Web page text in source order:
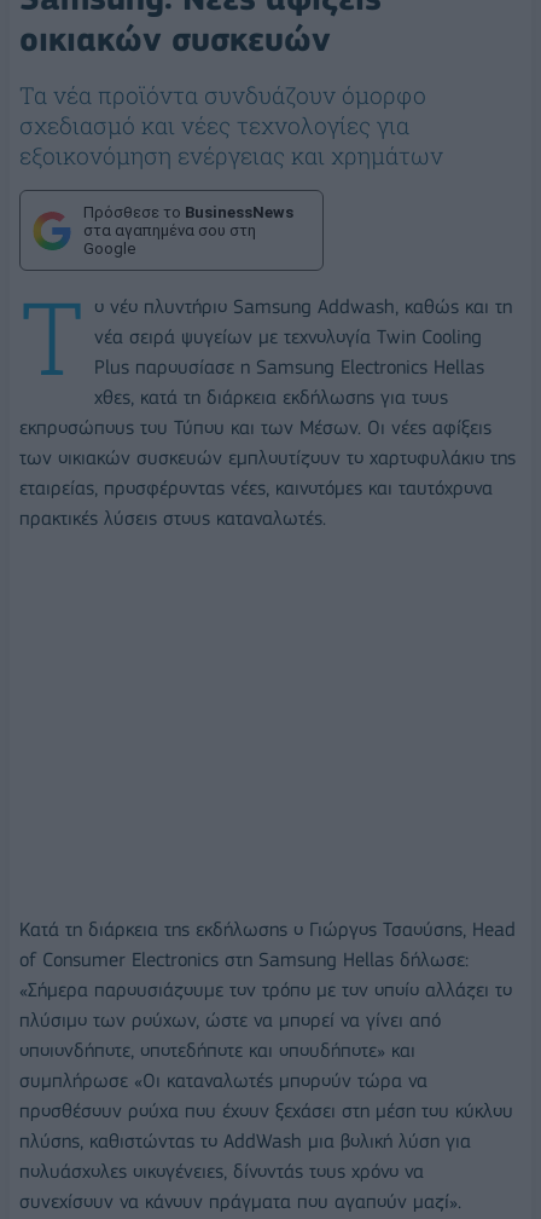
οικιακών συσκευών
Τα νέα προϊόντα συνδυάζουν όμορφο
σχεδιασμό και νέες τεχνολογίες για
εξοικονόμηση ενέργειας και χρημάτων
Πρόσθεσε το BusinessNews
στα αγαπημένα σου στη
Google
Τ
ο νέο πλυντήριο Samsung Addwash, καθώς και τη
νέα σειρά ψυγείων με τεχνολογία Twin Cooling
Plus παρουσίασε η Samsung Electronics Hellas
χθες, κατά τη διάρκεια εκδήλωσης για τους
εκπροσώπους του Τύπου και των Μέσων. Οι νέες αφίξεις
των οικιακών συσκευών εμπλουτίζουν το χαρτοφυλάκιο της
εταιρείας, προσφέροντας νέες, καινοτόμες και ταυτόχρονα
πρακτικές λύσεις στους καταναλωτές.
Κατά τη διάρκεια της εκδήλωσης ο Γιώργος Τσαούσης, Head
of Consumer Electronics στη Samsung Hellas δήλωσε:
«Σήμερα παρουσιάζουμε τον τρόπο με τον οποίο αλλάζει το
πλύσιμο των ρούχων, ώστε να μπορεί να γίνει από
οποιονδήποτε, οποτεδήποτε και οπουδήποτε» και
συμπλήρωσε «Οι καταναλωτές μπορούν τώρα να
προσθέσουν ρούχα που έχουν ξεχάσει στη μέση του κύκλου
πλύσης, καθιστώντας το AddWash μια βολική λύση για
πολυάσχολες οικογένειες, δίνοντάς τους χρόνο να
συνεχίσουν να κάνουν πράγματα που αγαπούν μαζί».